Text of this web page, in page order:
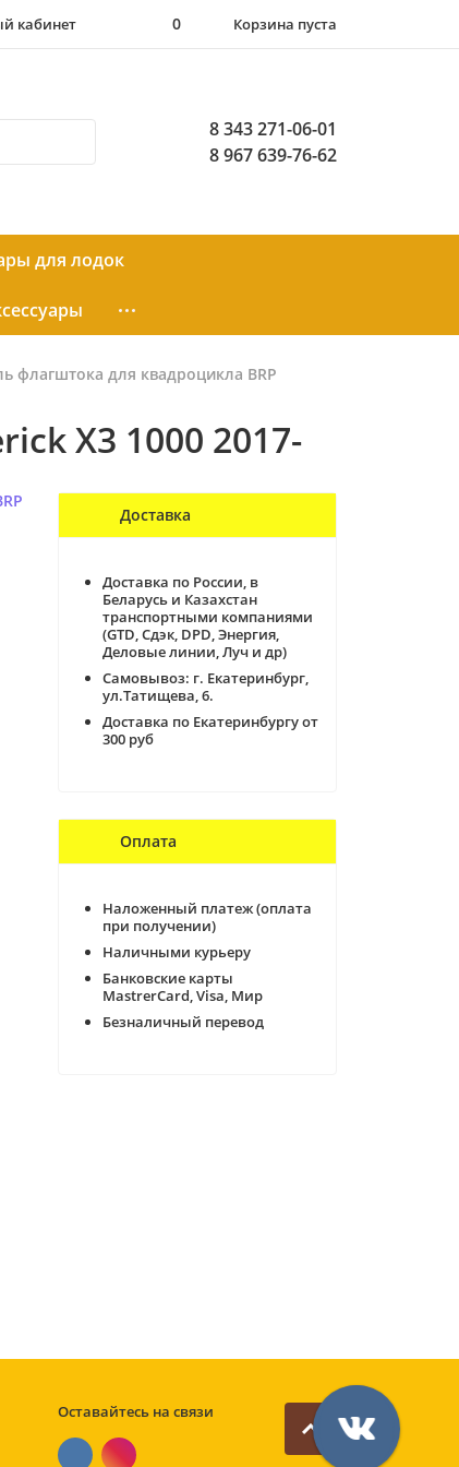
кабинет 0 Корзина пуста
8 343 271-06-01
8 967 639-76-62
для лодок
флагштока для квадроцикла BRP
X3 1000 2017-
Доставка
Доставка по России, в
Беларусь и Казахстан
транспортными компаниями
(GTD, Сдэк, DPD, Энергия,
Деловые линии, Луч и др)
Самовывоз: г. Екатеринбург,
ул.Татищева, 6.
Доставка по Екатеринбургу от
300 руб
Оплата
Наложенный платеж (оплата
при получении)
Наличными курьеру
Банковские карты
MastrerCard, Visa, Мир
Безналичный перевод
Оставайтесь на связи